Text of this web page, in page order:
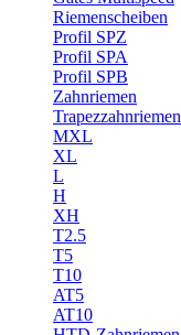
Riemenscheiben
Profil SPZ
Profil SPA
Profil SPB
Zahnriemen
Trapezzahnriemen
MXL
XL
L
H
XH
T2.5
T5
T10
AT5
AT10